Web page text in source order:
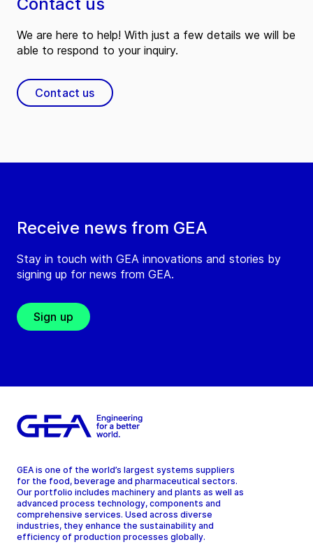
Receive news from GEA
Stay in touch with GEA innovations and stories by
signing up for news from GEA.
Sign up
We are here to help! With just a few details we will be
able to respond to your inquiry.
Contact us
GEA is one of the world’s largest systems suppliers
for the food, beverage and pharmaceutical sectors.
Our portfolio includes machinery and plants as well as
advanced process technology, components and
comprehensive services. Used across diverse
industries, they enhance the sustainability and
efficiency of production processes globally.